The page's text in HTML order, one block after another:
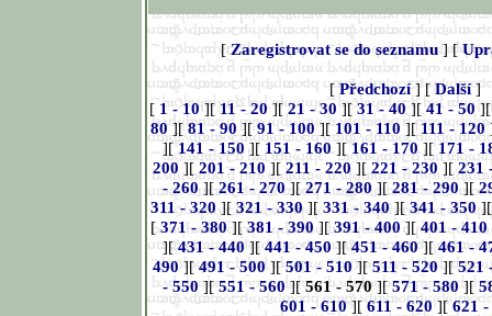
[Zaregistrovat se do seznamu] [
[Předchozí] [Další]
[ 1 - 10][11 - 20 ][21 - 30][31 - 40][41 - 50
80][81 - 90 ][91 - 100][101 - 110][111 - 120
][141 - 150 ][ 151 - 160][161 - 170][171 -
200][ 201 - 210][ 211 - 220][ 221 - 230 ][ 231
- 260][261 - 270][271 - 280][281 - 290][
311 - 320][321 - 330][331 - 340][341 - 350
[371 - 380][381 - 390][391 - 400][401 - 410
][431 - 440][441 - 450][451 - 460][461 -
490][491 - 500][501 - 510][511 - 520][521
- 550][551 - 560][561 - 570][571 - 580][
601 - 610][611 - 620][621